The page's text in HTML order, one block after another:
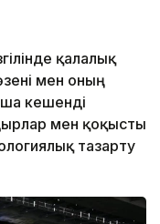
қалалық
мен оның
кешенді
мен қоқысты
тазарту